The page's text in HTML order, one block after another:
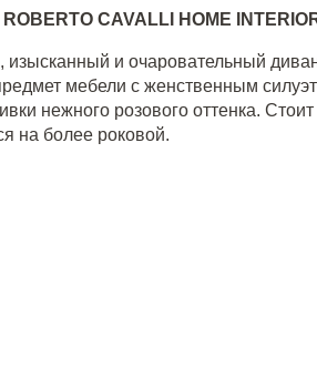
ROBERTO CAVALLI HOME
и очаровательный
мебели с женственным
нежного розового оттенка.
на более роковой.